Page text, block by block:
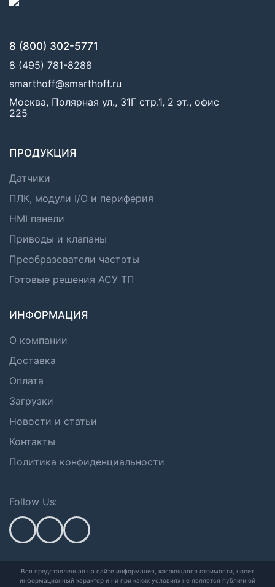
8 (800) 302-5771
8 (495) 781-8288
smarthoff@smarthoff.ru
Москва, Полярная ул., 31Г стр.1, 2 эт., офис
225
ПРОДУКЦИЯ
Датчики
ПЛК, модули I/O и периферия
HMI панели
Приводы и клапаны
Преобразователи частоты
Готовые решения АСУ ТП
ИНФОРМАЦИЯ
О компании
Доставка
Оплата
Загрузки
Новости и статьи
Контакты
Политика конфиденциальности
Follow Us:
Вся представленная на сайте информация, касающаяся стоимости, носит
информационный характер и ни при каких условиях не является публичной